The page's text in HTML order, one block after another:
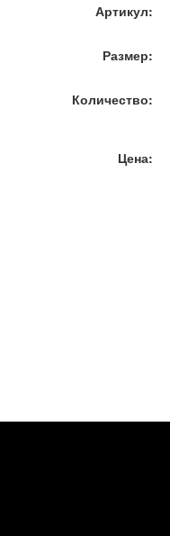
Артикул:
Размер:
Количество:
Цена: